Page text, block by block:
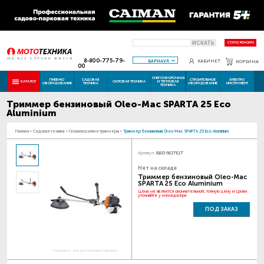
ИСКАТЬ СТАТУС РЕМОНТА
8-800-775-79-
00
БАРНАУЛ КАБИНЕТ КОРЗИНА
КАТАЛОГ ПНЕВМО
ОБОРУДОВАНИЕ
САДОВАЯ
ТЕХНИКА СИЛОВАЯ ТЕХНИКА
СНЕГОУБОРОЧНАЯ
И ТЕПЛОВАЯ
ТЕХНИКА
СТРОИТЕЛЬНОЕ
ОБОРУДОВАНИЕ
ЭЛЕКТРО
ИНСТРУМЕНТ
Триммер бензиновый Oleo-Mac SPARTA 25 Eco
Aluminium
Главная - Садовая техника - Газонокосилки и триммеры - Триммер бензиновый Oleo-Mac SPARTA 25 Eco Aluminium
Наведите для увеличения картинки
Артикул: 6103-9137E1T
Нет на складе
Триммер бензиновый Oleo-Mac
SPARTA 25 Eco Aluminium
Цена не является окончательной, точную цену и сроки
уточняйте у менеджера
ПОД ЗАКАЗ